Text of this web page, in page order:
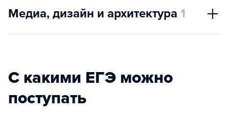
Медиа, дизайн и архитектура 1
С какими ЕГЭ можно
поступать